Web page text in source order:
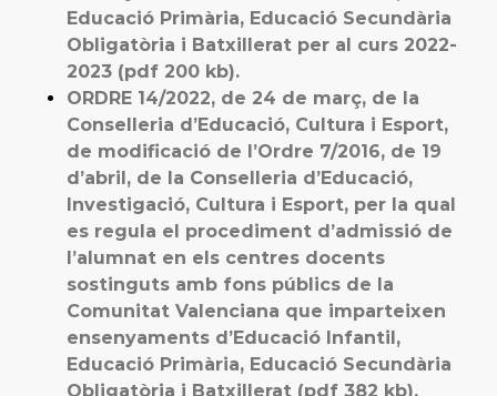
Educació Primària, Educació Secundària
Obligatòria i Batxillerat per al curs 2022-
2023 (pdf 200 kb).
ORDRE 14/2022, de 24 de març, de la
Conselleria d’Educació, Cultura i Esport,
de modificació de l’Ordre 7/2016, de 19
d’abril, de la Conselleria d’Educació,
Investigació, Cultura i Esport, per la qual
es regula el procediment d’admissió de
l’alumnat en els centres docents
sostinguts amb fons públics de la
Comunitat Valenciana que imparteixen
ensenyaments d’Educació Infantil,
Educació Primària, Educació Secundària
Obligatòria i Batxillerat (pdf 382 kb).